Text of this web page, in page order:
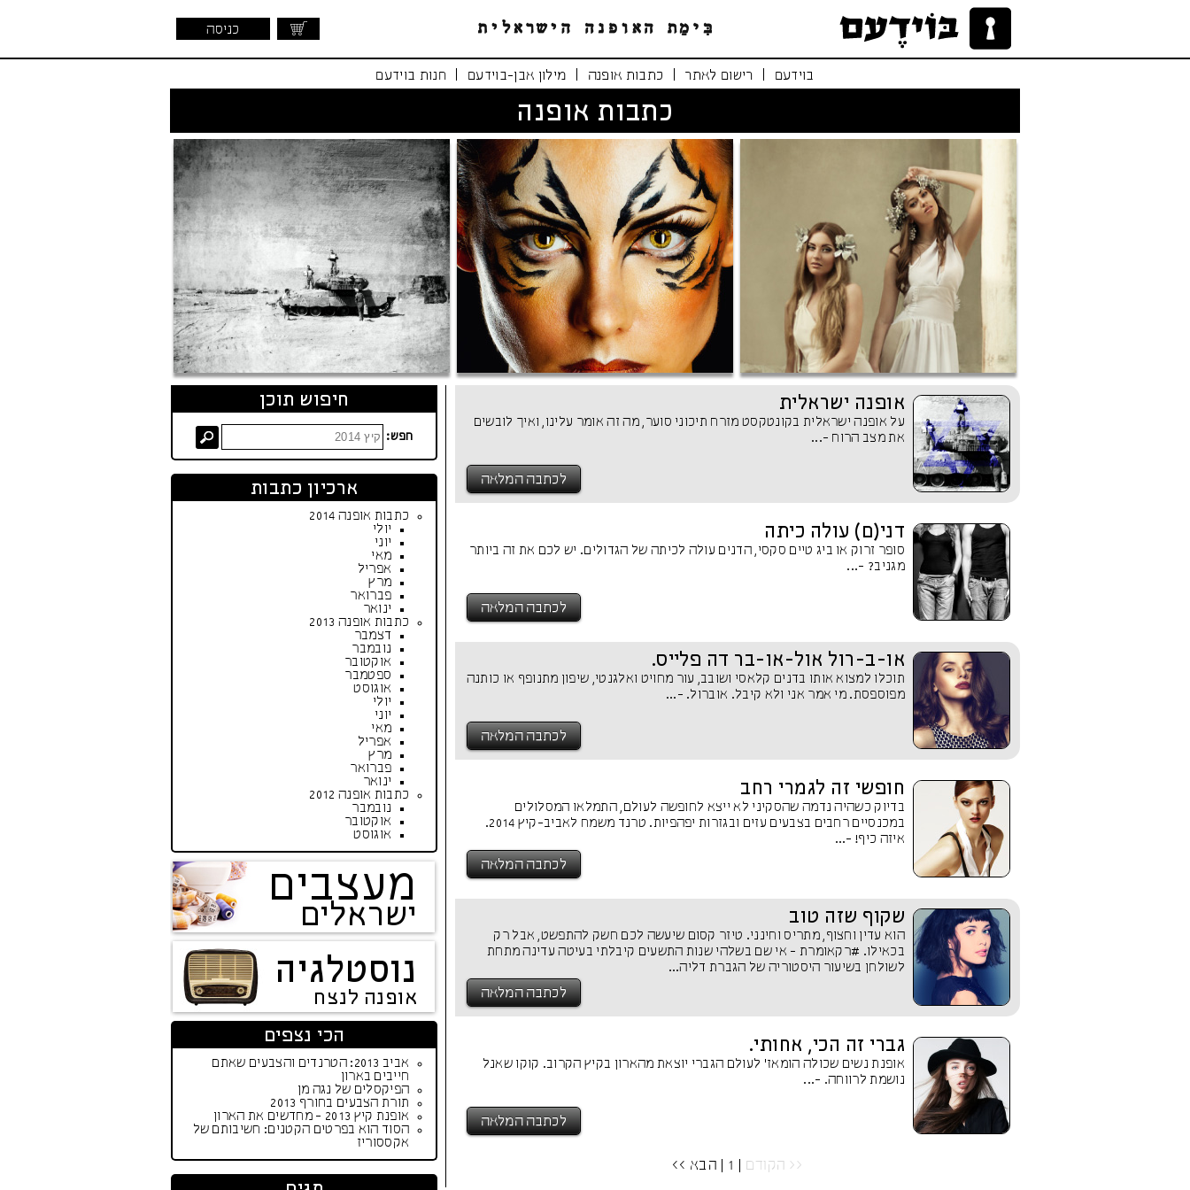
כניסה
בוידעם רישום לאתר כתבות אופנה מילון אבן-בוידעם חנות בוידעם
כתבות אופנה
לו הייתי אפרודיטי
אופנה ישראלית
על אופנה ישראלית בקונטקסט מזרח תיכוני סוער, מה זה אומר עלינו, ואיך לובשים
את מצב הרוח -...
לכתבה המלאה
דני(ם) עולה כיתה
סופר זרוק או ביג טיים סקסי, הדנים עולה לכיתה של הגדולים. יש לכם את זה ביותר
מגניב? -...
לכתבה המלאה
או-ב-רול אול-או-בר דה פלייס.
תוכלו למצוא אותו בדנים קלאסי ושובב, עור מחויט ואלגנטי, שיפון מתנופף או כותנה
מפוספסת. מי אמר אני ולא קיבל. אוברול. -...
לכתבה המלאה
חופשי זה לגמרי רחב
בדיוק כשהיה נדמה שהסקיני לא ייצא לחופשה לעולם, התמלאו המסלולים
במכנסיים רחבים בצבעים עזים ובגזרות יפהפיות. טרנד משמח לאביב-קיץ 2014.
איזה כיף! -...
לכתבה המלאה
שקוף שזה טוב
הוא עדין וחצוף, מתריס וחינני. טיזר קסום שיעשה לכם חשק להתפשט, אבל רק
בכאילו. #רקאומרת - אי שם בשלהי שנות התשעים קיבלתי בעיטה עדינה מתחת
לשולחן בשיעור היסטוריה של הגברת דליה...
לכתבה המלאה
גברי זה הכי, אחותי.
אופנת נשים שכולה הומאז' לעולם הגברי יוצאת מהארון בקיץ הקרוב. קוקו שאנל
נושמת לרווחה. -...
לכתבה המלאה
<< הקודם הבא >>
חיפוש תוכן
חפש:
ארכיון כתבות
כתבות אופנה 2014
יולי
יוני
מאי
אפריל
מרץ
פברואר
ינואר
כתבות אופנה 2013
דצמבר
נובמבר
אוקטובר
ספטמבר
אוגוסט
יולי
יוני
מאי
אפריל
מרץ
פברואר
ינואר
כתבות אופנה 2012
נובמבר
אוקטובר
אוגוסט
מעצבים
ישראלים
נוסטלגיה
אופנה לנצח
הכי נצפים
אביב 2013: הטרנדים והצבעים שאתם
חייבים בארון
הפיקסלים של נגה מן
תורת הצבעים בחורף 2013
אופנת קיץ 2013 - מחדשים את הארון
הסוד הוא בפרטים הקטנים: חשיבותם של
אקססוריז